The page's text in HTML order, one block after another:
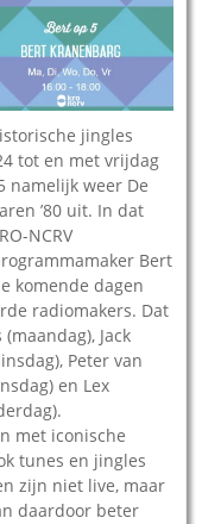
jingles
tot en met vrijdag
namelijk weer De
’80 uit. In dat
NCRV
Bert
komende dagen
radiomakers. Dat
Jack
Peter van
en Lex
met iconische
tunes en jingles
zijn niet live, maar
daardoor beter